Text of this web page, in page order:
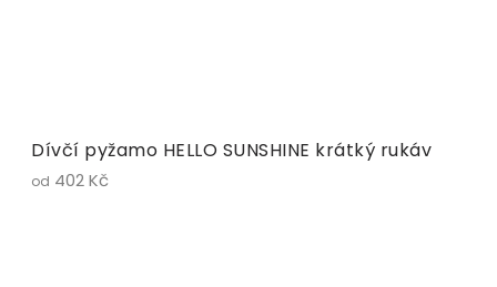
Dívčí pyžamo HELLO SUNSHINE krátký rukáv
od 402 Kč